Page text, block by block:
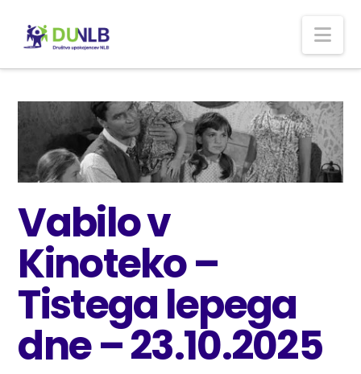
Vabilo v
Kinoteko –
Tistega lepega
dne – 23.10.2025